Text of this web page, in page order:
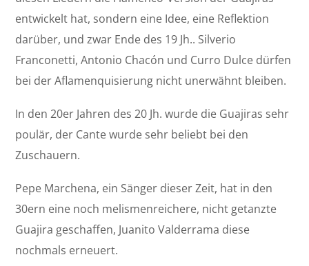
entwickelt hat, sondern eine Idee, eine Reflektion
darüber, und zwar Ende des 19 Jh.. Silverio
Franconetti, Antonio Chacón und Curro Dulce dürfen
bei der Aflamenquisierung nicht unerwähnt bleiben.
In den 20er Jahren des 20 Jh. wurde die Guajiras sehr
poulär, der Cante wurde sehr beliebt bei den
Zuschauern.
Pepe Marchena, ein Sänger dieser Zeit, hat in den
30ern eine noch melismenreichere, nicht getanzte
Guajira geschaffen, Juanito Valderrama diese
nochmals erneuert.